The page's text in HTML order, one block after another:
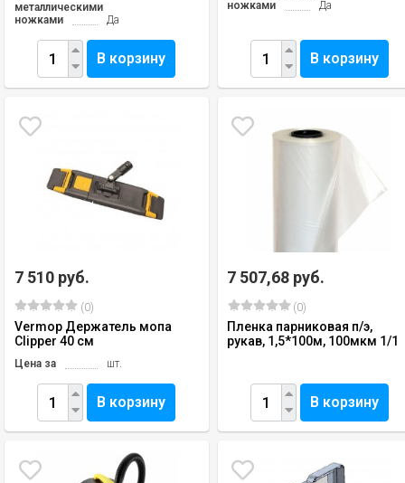
металлическими
ножками
Да
В корзину
ножками
Да
В корзину
7 510 руб.
(0)
Vermop Держатель мопа
Clipper 40 см
Цена за шт.
В корзину
7 507,68 руб.
(0)
Пленка парниковая п/э,
рукав, 1,5*100м, 100мкм 1/1
В корзину